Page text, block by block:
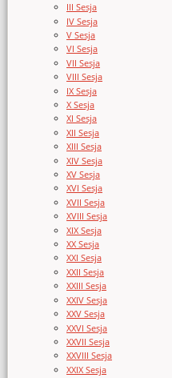
III Sesja
IV Sesja
V Sesja
VI Sesja
VII Sesja
VIII Sesja
IX Sesja
X Sesja
XI Sesja
XII Sesja
XIII Sesja
XIV Sesja
XV Sesja
XVI Sesja
XVII Sesja
XVIII Sesja
XIX Sesja
XX Sesja
XXI Sesja
XXII Sesja
XXIII Sesja
XXIV Sesja
XXV Sesja
XXVI Sesja
XXVII Sesja
XXVIII Sesja
XXIX Sesja